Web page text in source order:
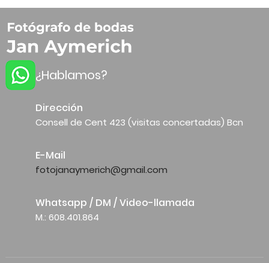
¿Hablamos?
Dirección
Consell de Cent 423 (visitas concertadas) Bcn
E-Mail
fotojanaymerich@gmail.com
Whatsapp / DM / Video-llamada
M.: 608.401.864